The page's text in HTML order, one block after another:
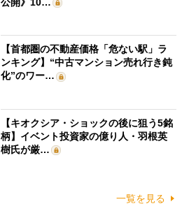
【首都圏の不動産価格「危ない駅」ラ
ンキング】“中古マンション売れ行き鈍
化”のワー…
【キオクシア・ショックの後に狙う5銘
柄】イベント投資家の億り人・羽根英
樹氏が厳…
一覧を見る